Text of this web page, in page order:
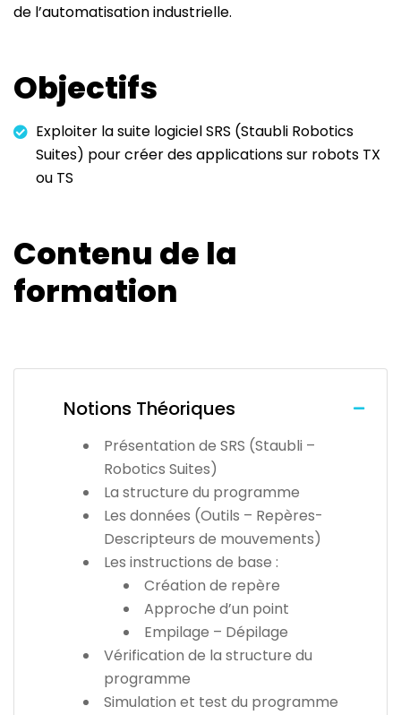
de l’automatisation industrielle.
Objectifs
Exploiter la suite logiciel SRS (Staubli Robotics
Suites) pour créer des applications sur robots TX
ou TS
Contenu de la
formation
Notions Théoriques
Présentation de SRS (Staubli –
Robotics Suites)
La structure du programme
Les données (Outils – Repères-
Descripteurs de mouvements)
Les instructions de base :
Création de repère
Approche d’un point
Empilage – Dépilage
Vérification de la structure du
programme
Simulation et test du programme